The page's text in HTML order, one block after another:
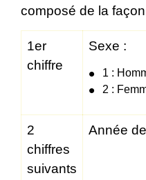
composé de la
1er
chiffre
Sexe :
1 :
2 :
2
chiffres
suivants
Année